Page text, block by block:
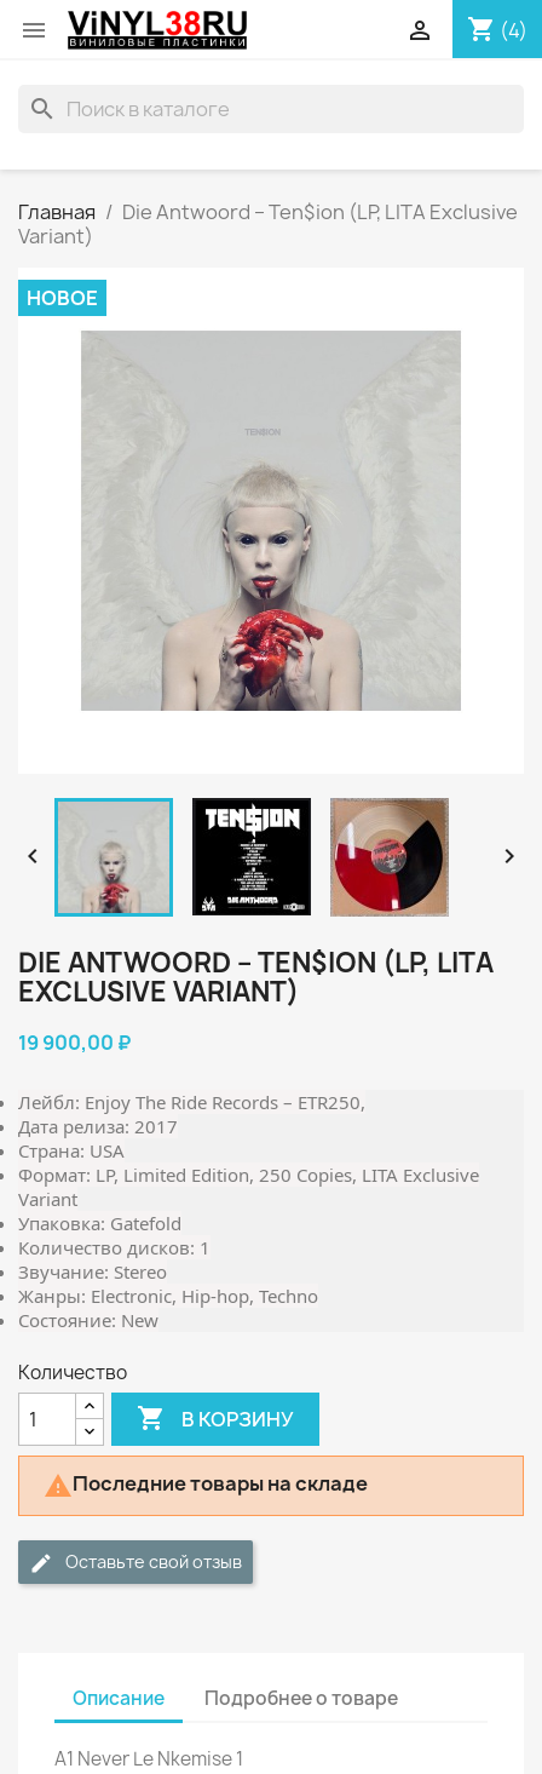
 shopping_cart (4)

search
Главная
Die Antwoord – Ten$ion (LP, LITA Exclusive
Variant)
НОВОЕ
 
DIE ANTWOORD – TEN$ION (LP, LITA
EXCLUSIVE VARIANT)
19 900,00 ₽
Лейбл: Enjoy The Ride Records – ETR250,
Дата релиза: 2017
Страна: USA
Формат: LP, Limited Edition, 250 Copies, LITA Exclusive
Variant
Упаковка: Gatefold
Количество дисков: 1
Звучание: Stereo
Жанры: Electronic, Hip-hop, Techno
Состояние: New
Количество
 В КОРЗИНУ
Последние товары на складе
Оставьте свой отзыв
Описание Подробнее о товаре
A1 Never Le Nkemise 1